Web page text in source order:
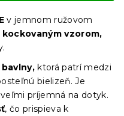
v jemnom ružovom
kockovaným vzorom,
bavlny, ktorá patrí medzi
bielizeň. Je
príjemná na dotyk.
, čo prispieva k